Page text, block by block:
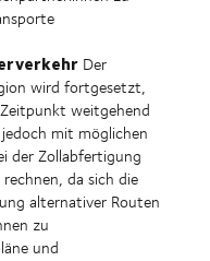
Der
wird fortgesetzt,
weitgehend
mit möglichen
der Zollabfertigung
da sich die
alternativer Routen
zu
und